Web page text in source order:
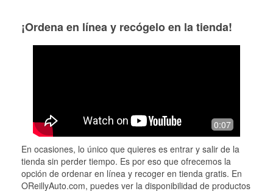
¡Ordena en línea y recógelo en la tienda!
0:07
En ocasiones, lo único que quieres es entrar y salir de la
tienda sin perder tiempo. Es por eso que ofrecemos la
opción de ordenar en línea y recoger en tienda gratis. En
OReillyAuto.com, puedes ver la disponibilidad de productos